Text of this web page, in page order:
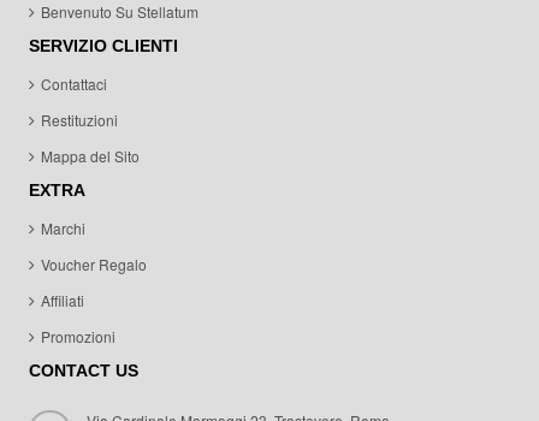
Benvenuto Su Stellatum
SERVIZIO CLIENTI
Contattaci
Restituzioni
Mappa del Sito
EXTRA
Marchi
Voucher Regalo
Affiliati
Promozioni
CONTACT US